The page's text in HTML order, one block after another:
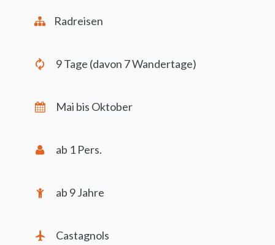
Radreisen
9 Tage (davon 7 Wandertage)
Mai bis Oktober
ab 1 Pers.
ab 9 Jahre
Castagnols